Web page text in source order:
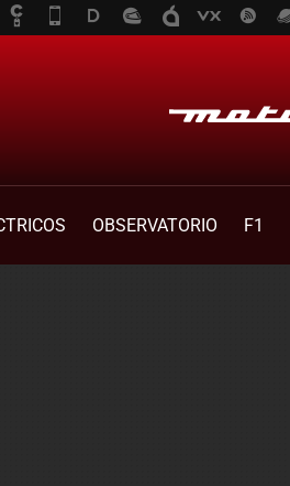
OBSERVATORIO F1